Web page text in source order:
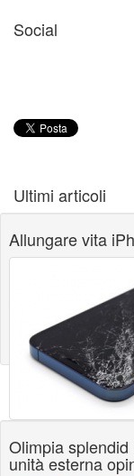
Social
Ultimi articoli
Allungare vita
Olimpia
unità esterna